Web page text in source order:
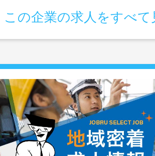
この企業の求人をすべて